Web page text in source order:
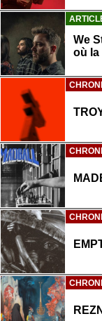
We
où la